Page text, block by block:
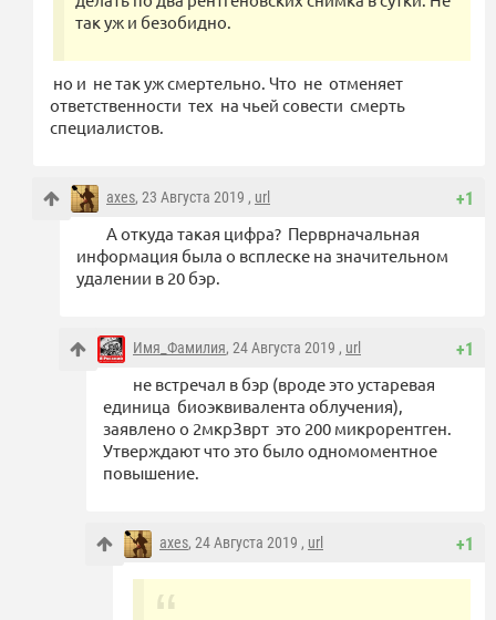
так уж и безобидно.
но и не так уж смертельно. Что не отменяет
ответственности тех на чьей совести смерть
специалистов.
+1
axes, 23 Августа 2019 , url
А откуда такая цифра? Перврначальная
информация была о всплеске на значительном
удалении в 20 бэр.
+1
Имя_Фамилия, 24 Августа 2019 , url
не встречал в бэр (вроде это устаревая
единица биоэквивалента облучения),
заявлено о 2мкрЗврт это 200 микрорентген.
Утверждают что это было одномоментное
повышение.
+1
axes, 24 Августа 2019 , url